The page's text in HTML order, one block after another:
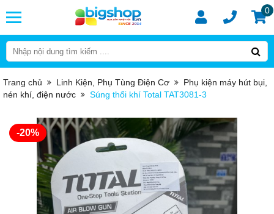
0
Trang chủ Linh Kiện, Phụ Tùng Điện Cơ
Phụ kiện máy hút bụi,
nén khí, điện nước
Súng thổi khí Total TAT3081-3
-20%